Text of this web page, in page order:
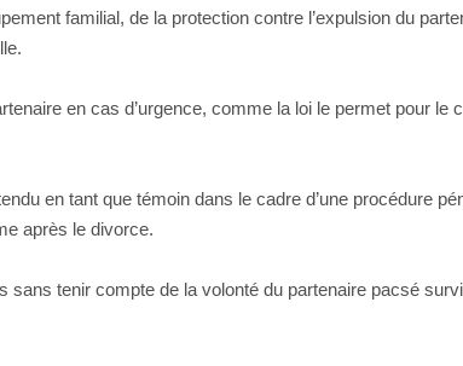
familial, de la protection contre l’expulsion du
en cas d’urgence, comme la loi le permet pour le
en tant que témoin dans le cadre d’une procédure
après le divorce.
tenir compte de la volonté du partenaire pacsé